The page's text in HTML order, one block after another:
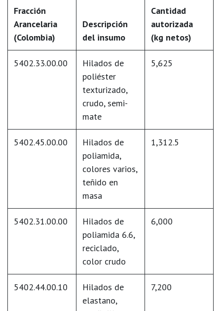
Fracción
Arancelaria
(Colombia)
Descripción
del insumo
Cantidad
autorizada
(kg netos)
5402.33.00.00
Hilados de
poliéster
texturizado,
crudo, semi-
mate
5,625
5402.45.00.00
Hilados de
poliamida,
colores varios,
teñido en
masa
1,312.5
5402.31.00.00
Hilados de
poliamida 6.6,
reciclado,
color crudo
6,000
5402.44.00.10
Hilados de
elastano,
7,200